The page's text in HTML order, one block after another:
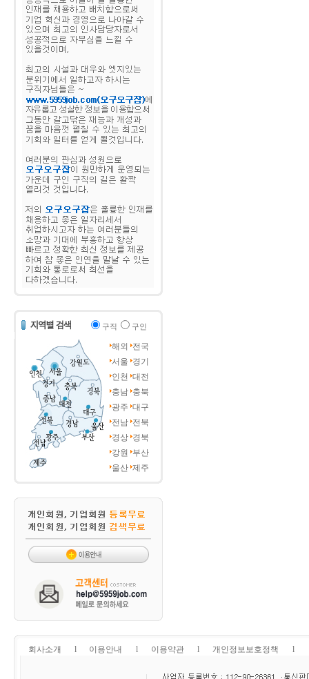
구직 구인
해외
전국
서울 경기
인천 대전
충남 충북
광주 대구
전남 전북
경상 경북
강원
부산
울산 제주
회사소개 l 이용안내 l 이용약관 l 개인정보보호정책 l